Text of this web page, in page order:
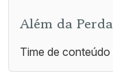
Além da Perda
Time de